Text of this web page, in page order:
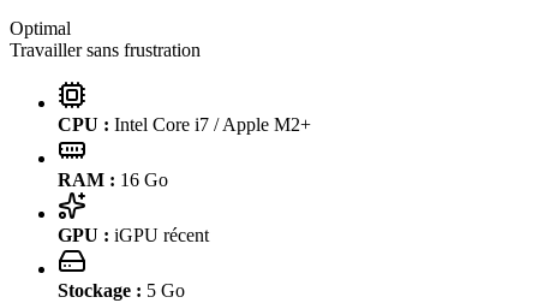
Optimal
Travailler sans frustration
CPU : Intel Core i7 / Apple M2+
RAM : 16 Go
GPU : iGPU récent
Stockage : 5 Go